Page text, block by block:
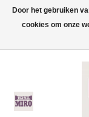
Heren
Door het gebruiken
cookies om onze